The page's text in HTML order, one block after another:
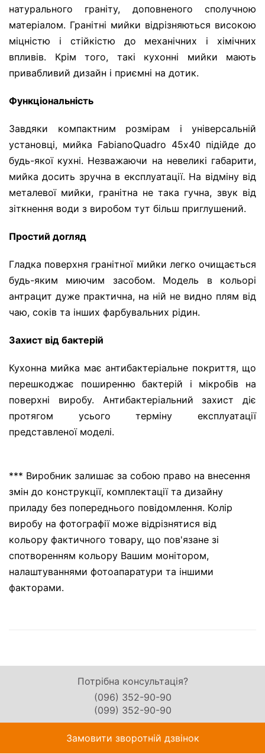
натурального граніту, доповненого сполучною
матеріалом. Гранітні мийки відрізняються високою
міцністю і стійкістю до механічних і хімічних
впливів. Крім того, такі кухонні мийки мають
привабливий дизайн і приємні на дотик.
Функціональність
Завдяки компактним розмірам і універсальній
установці, мийка FabianoQuadro 45х40 підійде до
будь-якої кухні. Незважаючи на невеликі габарити,
мийка досить зручна в експлуатації. На відміну від
металевої мийки, гранітна не така гучна, звук від
зіткнення води з виробом тут більш приглушений.
Простий догляд
Гладка поверхня гранітної мийки легко очищається
будь-яким миючим засобом. Модель в кольорі
антрацит дуже практична, на ній не видно плям від
чаю, соків та інших фарбувальних рідин.
Захист від бактерій
Кухонна мийка має антибактеріальне покриття, що
перешкоджає поширенню бактерій і мікробів на
поверхні виробу. Антибактеріальний захист діє
протягом усього терміну експлуатації
представленої моделі.
*** Виробник залишає за собою право на внесення
змін до конструкції, комплектації та дизайну
приладу без попереднього повідомлення. Колір
виробу на фотографії може відрізнятися від
кольору фактичного товару, що пов'язане зі
спотворенням кольору Вашим монітором,
налаштуваннями фотоапаратури та іншими
факторами.
Потрібна консультація?
(096) 352-90-90
(099) 352-90-90
Замовити зворотній дзвінок